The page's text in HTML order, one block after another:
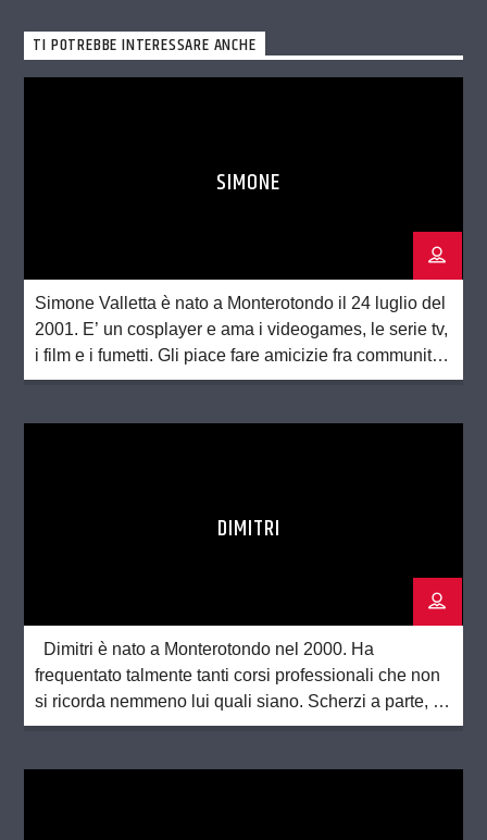
TI POTREBBE INTERESSARE ANCHE
SIMONE
Simone Valletta è nato a Monterotondo il 24 luglio del
2001. E’ un cosplayer e ama i videogames, le serie tv,
i film e i fumetti. Gli piace fare amicizie fra community
diverse. Se la cava molto bene con la lingua inglese e
DIMITRI
Dimitri è nato a Monterotondo nel 2000. Ha
frequentato talmente tanti corsi professionali che non
si ricorda nemmeno lui quali siano. Scherzi a parte, è
diplomato in metalmeccanica, elettronica, moda e